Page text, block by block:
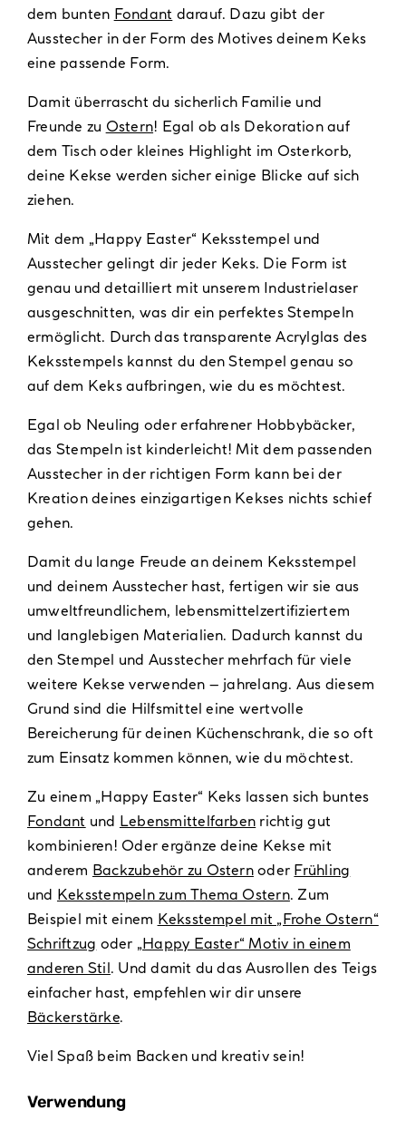
dem bunten Fondant darauf. Dazu gibt der
Ausstecher in der Form des Motives deinem Keks
eine passende Form.
Damit überrascht du sicherlich Familie und
Freunde zu Ostern! Egal ob als Dekoration auf
dem Tisch oder kleines Highlight im Osterkorb,
deine Kekse werden sicher einige Blicke auf sich
ziehen.
Mit dem „Happy Easter“ Keksstempel und
Ausstecher gelingt dir jeder Keks. Die Form ist
genau und detailliert mit unserem Industrielaser
ausgeschnitten, was dir ein perfektes Stempeln
ermöglicht. Durch das transparente Acrylglas des
Keksstempels kannst du den Stempel genau so
auf dem Keks aufbringen, wie du es möchtest.
Egal ob Neuling oder erfahrener Hobbybäcker,
das Stempeln ist kinderleicht! Mit dem passenden
Ausstecher in der richtigen Form kann bei der
Kreation deines einzigartigen Kekses nichts schief
gehen.
Damit du lange Freude an deinem Keksstempel
und deinem Ausstecher hast, fertigen wir sie aus
umweltfreundlichem, lebensmittelzertifiziertem
und langlebigen Materialien. Dadurch kannst du
den Stempel und Ausstecher mehrfach für viele
weitere Kekse verwenden – jahrelang. Aus diesem
Grund sind die Hilfsmittel eine wertvolle
Bereicherung für deinen Küchenschrank, die so oft
zum Einsatz kommen können, wie du möchtest.
Zu einem „Happy Easter“ Keks lassen sich buntes
Fondant und Lebensmittelfarben richtig gut
kombinieren! Oder ergänze deine Kekse mit
anderem Backzubehör zu Osternoder Frühling
und Keksstempeln zum Thema Ostern. Zum
Beispiel mit einem Keksstempel mit „Frohe Ostern“
Schriftzug oder „Happy Easter“ Motiv in einem
anderen Stil. Und damit du das Ausrollen des Teigs
einfacher hast, empfehlen wir dir unsere
Bäckerstärke.
Viel Spaß beim Backen und kreativ sein!
Verwendung